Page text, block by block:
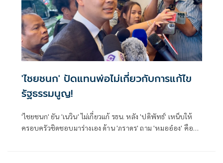
'ไชยชนก' ปัดแทนพ่อไม่เกี่ยวกับการแก้ไข
รัฐธรรมนูญ!
'ไชยชนก' ยัน 'เนวิน' ไม่เกี่ยวแก้ รธน. หลัง 'ปดิพัทธ์' เหน็บให้
ครอบครัวชิดชอบมาร่างเอง ด้าน 'ภราดร' ถาม 'หมออ๋อง' คือ